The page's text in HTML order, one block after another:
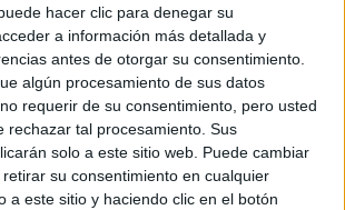
hacer clic para denegar su
a información más detallada y
antes de otorgar su consentimiento.
algún procesamiento de sus datos
requerir de su consentimiento, pero usted
rechazar tal procesamiento. Sus
solo a este sitio web. Puede cambiar
su consentimiento en cualquier
a este sitio y haciendo clic en el botón